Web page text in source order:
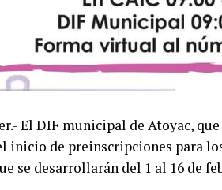
El DIF municipal de Atoyac,
inicio de preinscripciones para
se desarrollarán del 1 al 16 de